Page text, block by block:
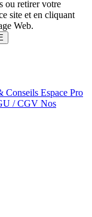
ou retirer votre
site et en cliquant
Web.
Conseils Espace Pro
/ CGV Nos